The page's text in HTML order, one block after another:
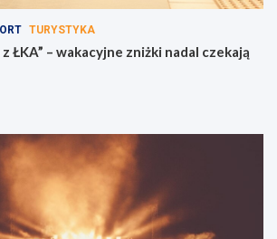
TURYSTYKA
z ŁKA” – wakacyjne zniżki nadal czekają